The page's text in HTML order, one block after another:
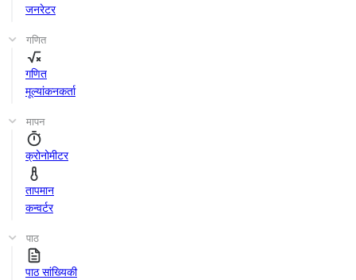
जनरेटर
गणित
गणित
मूल्यांकनकर्ता
मापन
क्रोनोमीटर
तापमान
कन्वर्टर
पाठ
पाठ सांख्यिकी